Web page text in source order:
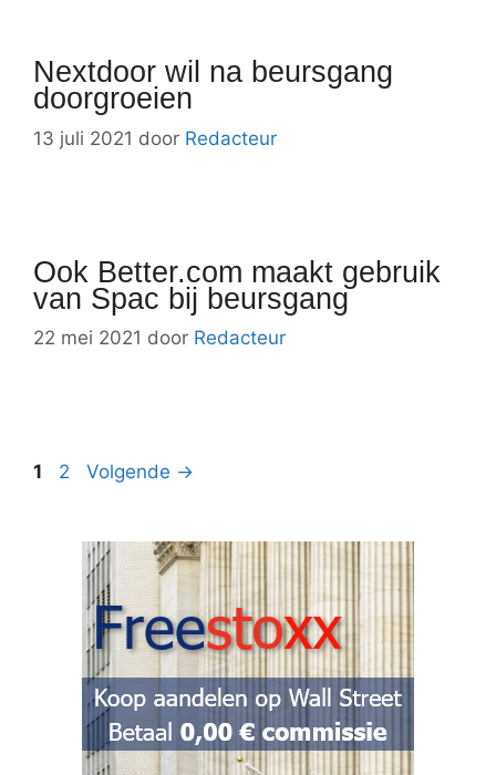
Nextdoor wil na beursgang
doorgroeien
13 juli 2021 door Redacteur
Ook Better.com maakt gebruik
van Spac bij beursgang
22 mei 2021 door Redacteur
Pagina
1 Pagina
2 Volgende →